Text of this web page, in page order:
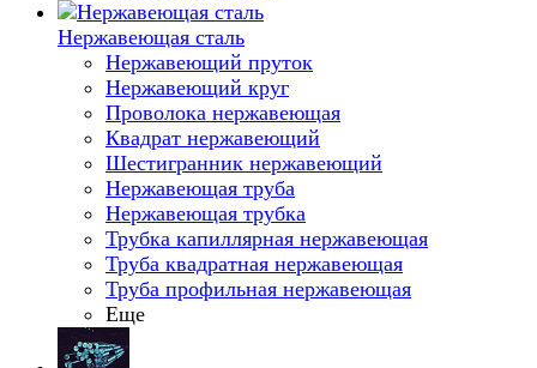
Нержавеющая сталь
Нержавеющий пруток
Нержавеющий круг
Проволока нержавеющая
Квадрат нержавеющий
Шестигранник нержавеющий
Нержавеющая труба
Нержавеющая трубка
Трубка капиллярная нержавеющая
Труба квадратная нержавеющая
Труба профильная нержавеющая
Еще